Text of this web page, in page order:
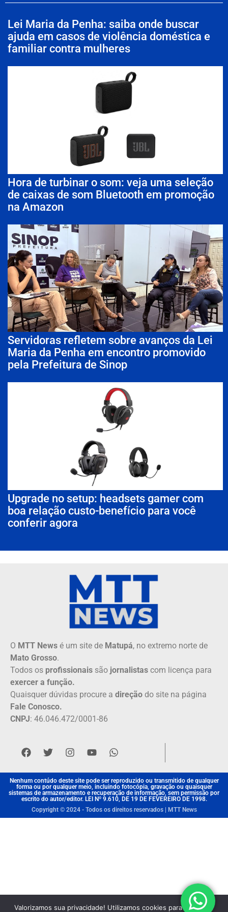
Lei Maria da Penha: saiba onde buscar
ajuda em casos de violência doméstica e
familiar contra mulheres
Hora de turbinar o som: veja uma seleção
de caixas de som Bluetooth em promoção
na Amazon
Servidoras refletem sobre avanços da Lei
Maria da Penha em encontro promovido
pela Prefeitura de Sinop
Upgrade no setup: headsets gamer com
boa relação custo-benefício para você
conferir agora
O MTT News é um site de Matupá, no extremo norte de
Mato Grosso.
Todos os profissionais são jornalistas com licença para
exercer a função.
Quaisquer dúvidas procure a direção do site na página
Fale Conosco.
CNPJ: 46.046.472/0001-86
Nenhum contúdo deste site pode ser reproduzido ou transmitido de qualquer
forma ou por qualquer meio, incluindo fotocópia, gravação ou quaisquer
sistemas de armazenamento e recuperação de informação, sem permissão por
escrito do autor/editor. LEI Nº 9.610, DE 19 DE FEVEREIRO DE 1998.
Copyright © 2024 - Todos os direitos reservados | MTT News
Valorizamos sua privacidade! Utilizamos cookies para aprimorar